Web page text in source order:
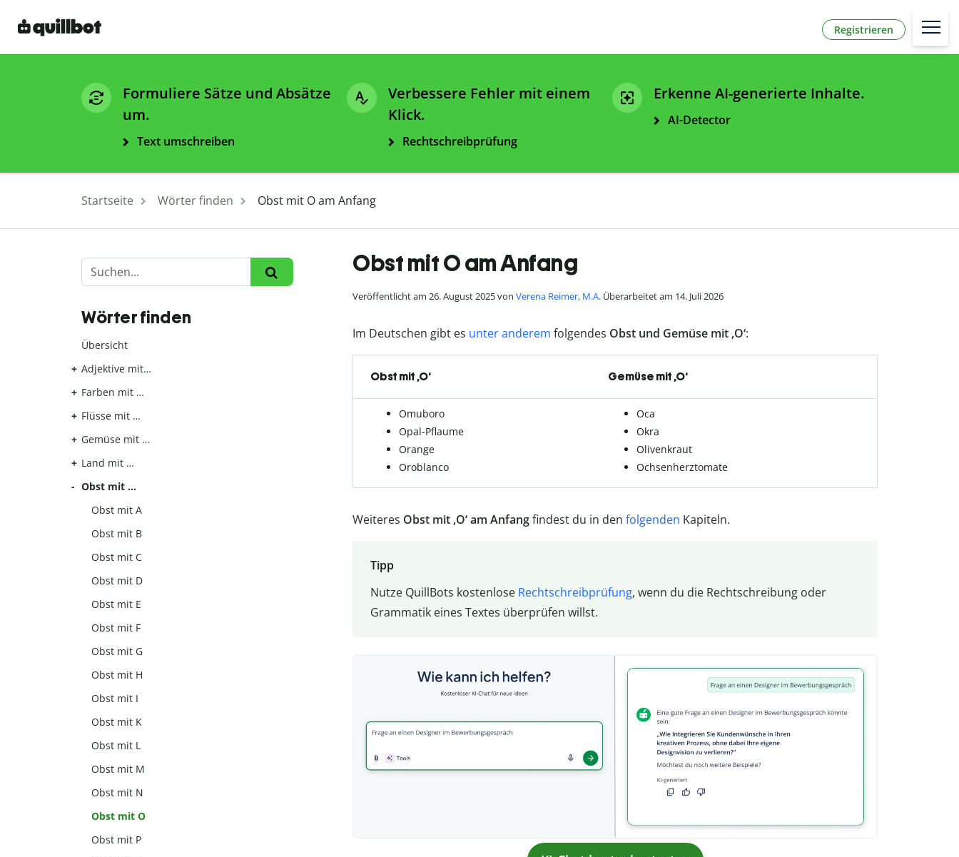
Registrieren
Formuliere Sätze und Absätze
um.
Text umschreiben
Verbessere Fehler mit einem
Klick.
Rechtschreibprüfung
Erkenne AI-generierte Inhalte.
AI-Detector
Startseite Wörter finden Obst mit O am Anfang
Obst mit O am Anfang
Veröffentlicht am 26. August 2025 von Verena Reimer, M.A. Überarbeitet am 14. Juli 2026
Im Deutschen gibt es unter anderem folgendes Obst und Gemüse mit ‚O‘:
Obst mit ‚O‘ Gemüse mit ‚O‘
Omuboro
Opal-Pflaume
Orange
Oroblanco
Oca
Okra
Olivenkraut
Ochsenherztomate
Weiteres Obst mit ‚O‘ am Anfangfindest du in den folgenden Kapiteln.
Tipp
Nutze QuillBots kostenlose Rechtschreibprüfung, wenn du die Rechtschreibung oder
Grammatik eines Textes überprüfen willst.
Wörter finden
Übersicht
Adjektive mit…
Farben mit …
Flüsse mit …
Gemüse mit …
Land mit …
Obst mit …
Obst mit A
Obst mit B
Obst mit C
Obst mit D
Obst mit E
Obst mit F
Obst mit G
Obst mit H
Obst mit I
Obst mit K
Obst mit L
Obst mit M
Obst mit N
Obst mit O
Obst mit P